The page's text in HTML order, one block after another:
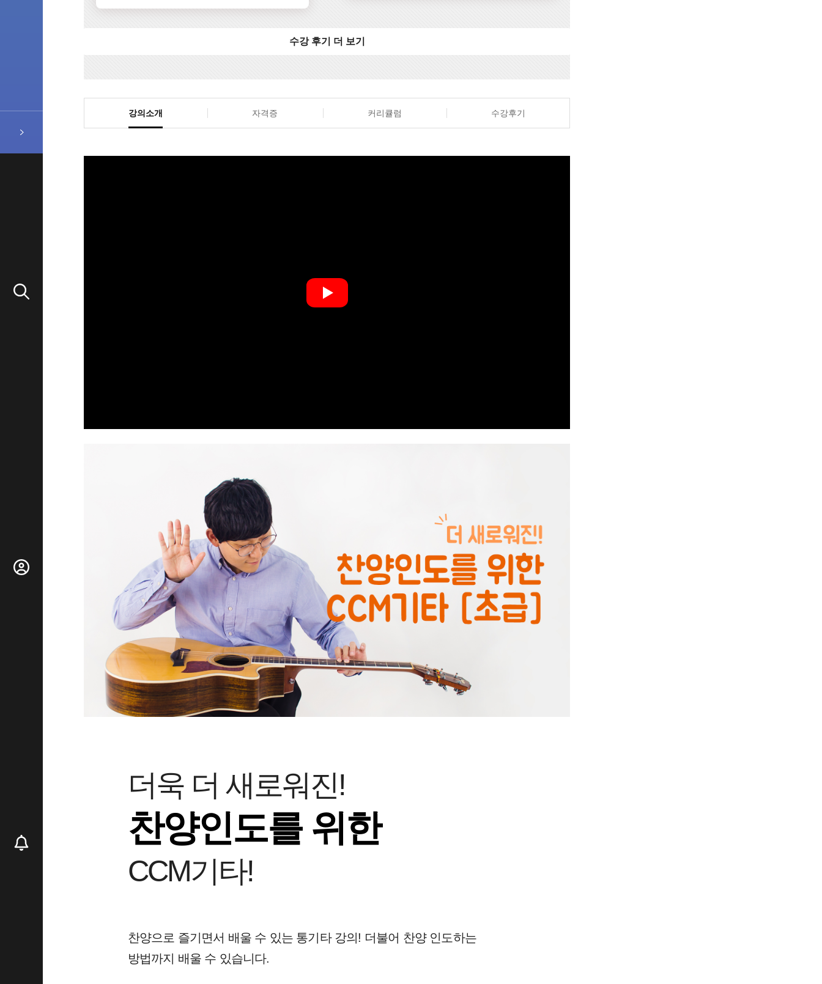
수강 후기 더 보기
강의소개 자격증 커리큘럼 수강후기
더욱 더 새로워진!
찬양인도를 위한
CCM기타!
찬양으로 즐기면서 배울 수 있는 통기타 강의! 더불어 찬양 인도하는
방법까지 배울 수 있습니다.